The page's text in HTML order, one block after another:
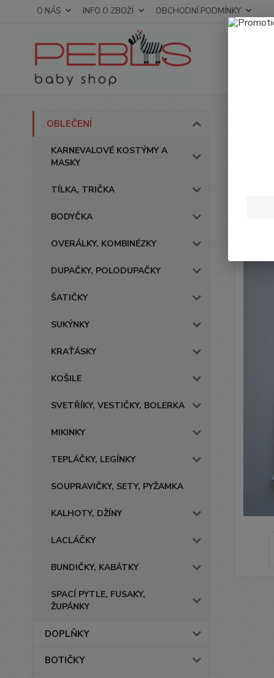
O NÁS INFO O ZBOŽÍ OBCHODNÍ PODMÍNKY
OBLEČENÍ
KARNEVALOVÉ KOSTÝMY A
MASKY
TÍLKA, TRIČKA
BODYČKA
OVERÁLKY, KOMBINÉZKY
DUPAČKY, POLODUPAČKY
ŠATIČKY
SUKÝNKY
KRAŤÁSKY
KOŠILE
SVETŘÍKY, VESTIČKY, BOLERKA
MIKINKY
TEPLÁČKY, LEGÍNKY
SOUPRAVIČKY, SETY, PYŽAMKA
KALHOTY, DŽÍNY
LACLÁČKY
BUNDIČKY, KABÁTKY
SPACÍ PYTLE, FUSAKY,
ŽUPÁNKY
DOPLŇKY
BOTIČKY